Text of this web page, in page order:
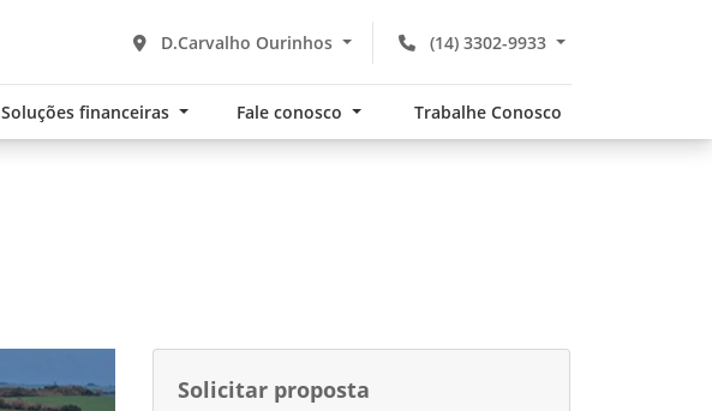
(14) 3302-9933
D.Carvalho Ourinhos
Soluções financeiras Fale conosco Trabalhe Conosco
Solicitar proposta